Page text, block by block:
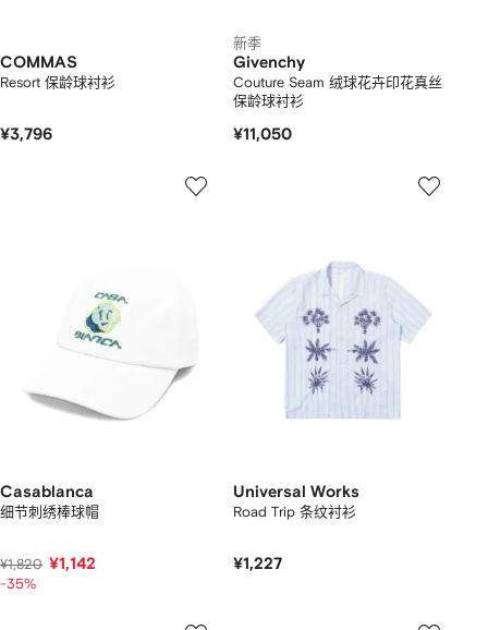
COMMAS
Resort 保龄球衬衫
¥3,796
新季
Givenchy
Couture Seam 绒球花卉印花真丝
保龄球衬衫
¥11,050
Casablanca
细节刺绣棒球帽
¥1,820 ¥1,142
-35%
Universal Works
Road Trip 条纹衬衫
¥1,227